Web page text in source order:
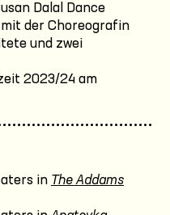
Dalal Dance
mit der Choreografin
und zwei
2023/24 am
in The Addams